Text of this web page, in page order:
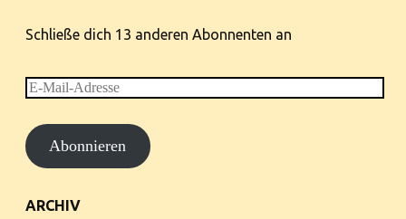
Schließe dich 13 anderen Abonnenten an
E-
Adresse
Abonnieren
ARCHIV